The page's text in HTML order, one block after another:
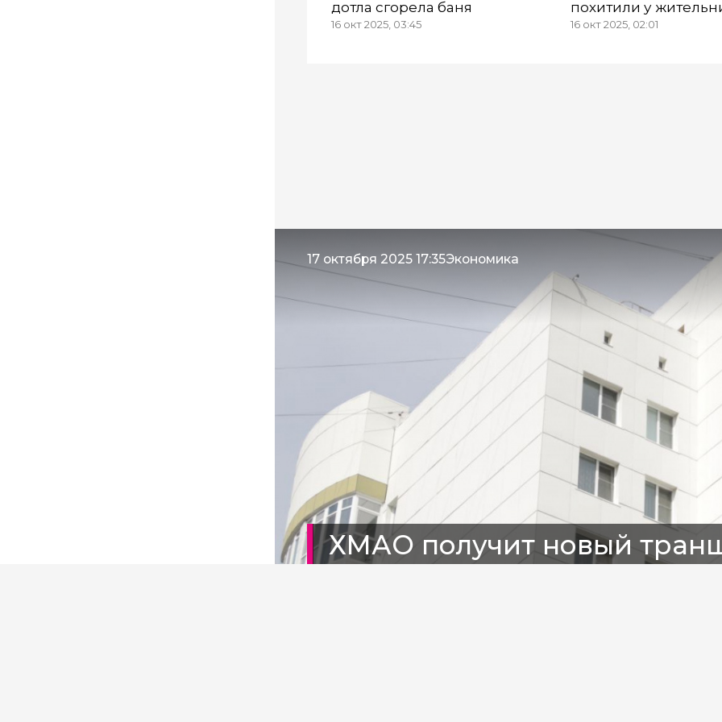
дотла сгорела баня
16 окт 2025, 03:45
похитили у
ЯНАО 5,7 млн рублей
16 окт 2025, 02:01
17 октября 2025 17:35Экономика
ХМАО получит новый